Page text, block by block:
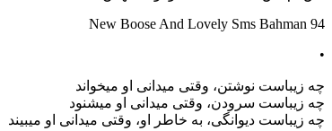
New Boose And Lovely Sms Bahman 94
•
چه زیباست نوشتن، وقتی میدانی او میخواند
چه زیباست سرودن، وقتی میدانی او میشنود
چه زیباست دیوانگی، به خاطر او، وقتی میدانی او میبیند